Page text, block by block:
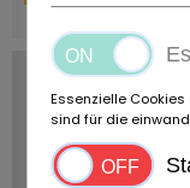
Essenzielle
sind für die